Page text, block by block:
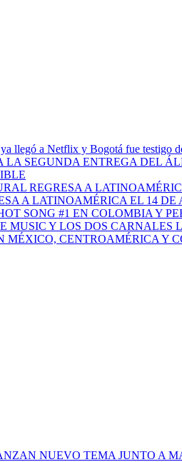
A LATINOAMÉRICA EL 14
MÉXICO, CENTROAMÉRICA Y
NUEVO TEMA JUNTO A